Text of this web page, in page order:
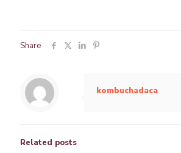
Share
kombuchadaca
Related posts